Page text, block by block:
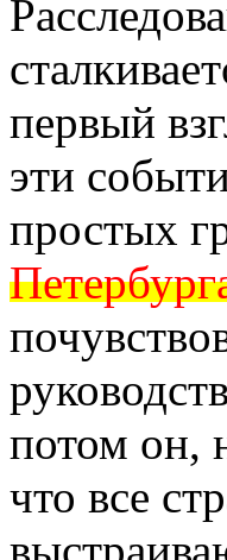
первый
эти
простых
потом он,
что все